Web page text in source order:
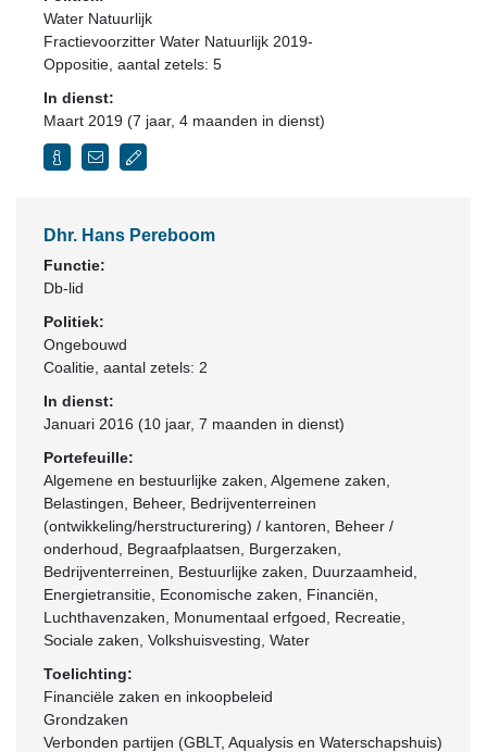
Water Natuurlijk
Fractievoorzitter Water Natuurlijk 2019-
Oppositie , aantal zetels: 5
In dienst:
Maart 2019 (7 jaar, 4 maanden in dienst)
Dhr. Hans Pereboom
Functie:
Db-lid
Politiek:
Ongebouwd
Coalitie , aantal zetels: 2
In dienst:
Januari 2016 (10 jaar, 7 maanden in dienst)
Portefeuille:
Algemene en bestuurlijke zaken, Algemene zaken,
Belastingen, Beheer, Bedrijventerreinen
(ontwikkeling/herstructurering) / kantoren, Beheer /
onderhoud, Begraafplaatsen, Burgerzaken,
Bedrijventerreinen, Bestuurlijke zaken, Duurzaamheid,
Energietransitie, Economische zaken, Financiën,
Luchthavenzaken, Monumentaal erfgoed, Recreatie,
Sociale zaken, Volkshuisvesting, Water
Toelichting:
Financiële zaken en inkoopbeleid
Grondzaken
Verbonden partijen (GBLT, Aqualysis en Waterschapshuis)